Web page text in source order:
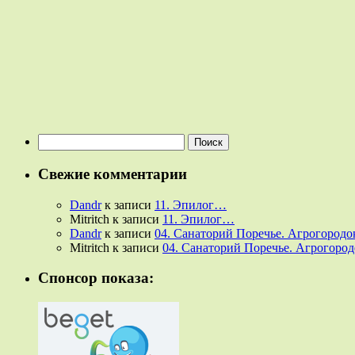
Свежие комментарии
Dandrк записи 11. Эпилог…
Mitritch к записи 11. Эпилог…
Dandrк записи 04. Санаторий Поречье.
Mitritch к записи 04. Санаторий Поречье.
Спонсор показа: